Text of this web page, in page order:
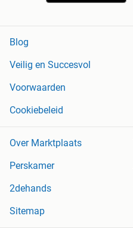
Blog
Veilig en Succesvol
Voorwaarden
Cookiebeleid
Over Marktplaats
Perskamer
2dehands
Sitemap